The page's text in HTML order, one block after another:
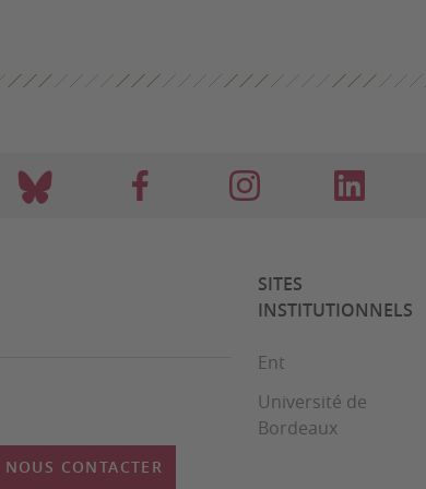
NOUS CONTACTER
SITES
INSTITUTIONNELS
Ent
Université de
Bordeaux